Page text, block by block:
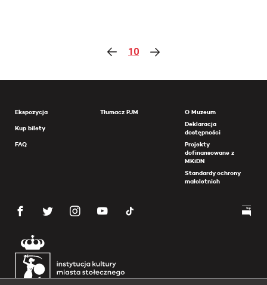
10
Ekspozycja
Kup bilety
FAQ
Tłumacz PJM
O Muzeum
Deklaracja
dostępności
Projekty
dofinansowane z
MKiDN
Standardy ochrony
małoletnich